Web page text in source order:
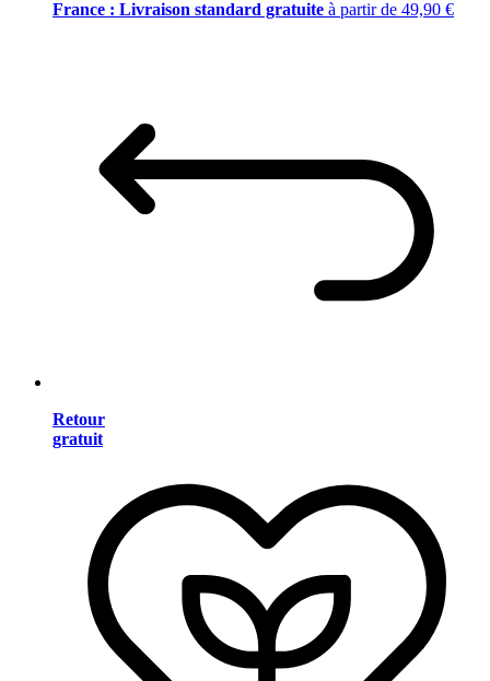
France : Livraison standard gratuite à partir de 49,90 €
Retour
gratuit